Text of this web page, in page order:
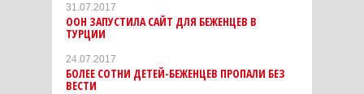
31.07.2017
ООН ЗАПУСТИЛА САЙТ ДЛЯ БЕЖЕНЦЕВ В
ТУРЦИИ
24.07.2017
БОЛЕЕ СОТНИ ДЕТЕЙ-БЕЖЕНЦЕВ ПРОПАЛИ БЕЗ
ВЕСТИ